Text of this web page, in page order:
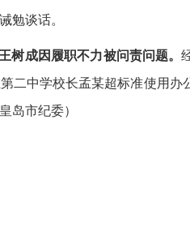
诫勉谈话。
树成因履职不力被问责问题。
第二中学校长孟某超标准使用办
皇岛市纪委）